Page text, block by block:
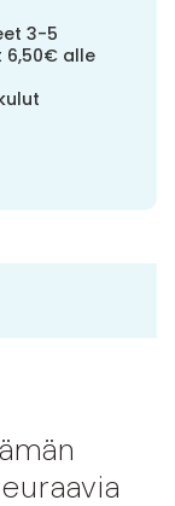
3-5
6,50€ alle